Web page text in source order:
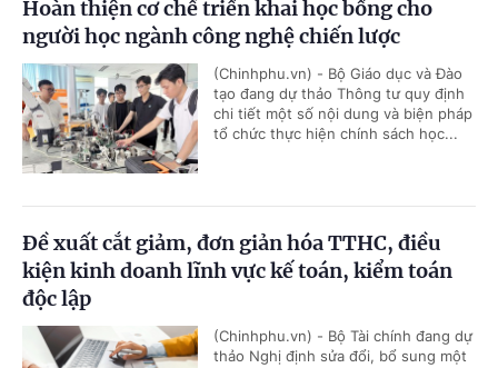
Hoàn thiện cơ chế triển khai học bổng cho
người học ngành công nghệ chiến lược
(Chinhphu.vn) - Bộ Giáo dục và Đào
tạo đang dự thảo Thông tư quy định
chi tiết một số nội dung và biện pháp
tổ chức thực hiện chính sách học...
Đề xuất cắt giảm, đơn giản hóa TTHC, điều
kiện kinh doanh lĩnh vực kế toán, kiểm toán
độc lập
(Chinhphu.vn) - Bộ Tài chính đang dự
thảo Nghị định sửa đổi, bổ sung một